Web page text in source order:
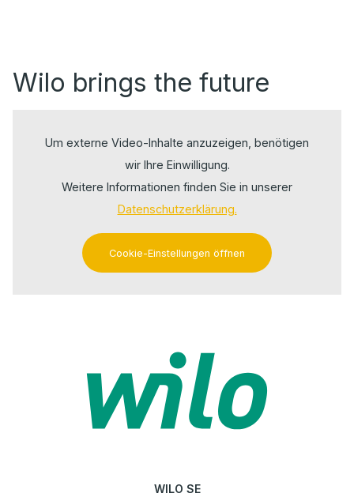
Wilo brings the future
Um externe Video-Inhalte anzuzeigen, benötigen
wir Ihre Einwilligung.
Weitere Informationen finden Sie in unserer
Datenschutzerklärung.
Cookie-Einstellungen öffnen
WILO SE